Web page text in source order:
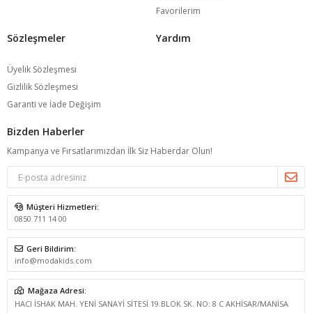
Favorilerim
Sözleşmeler
Üyelik Sözleşmesi
Gizlilik Sözleşmesi
Garanti ve İade Değişim
Yardım
Bizden Haberler
Kampanya ve Fırsatlarımızdan İlk Siz Haberdar Olun!
Müşteri Hizmetleri:
0850 711 14 00
Geri Bildirim:
info@modakids.com
Mağaza Adresi:
HACI İSHAK MAH. YENİ SANAYİ SİTESİ 19.BLOK SK. NO: 8 C AKHİSAR/MANİSA